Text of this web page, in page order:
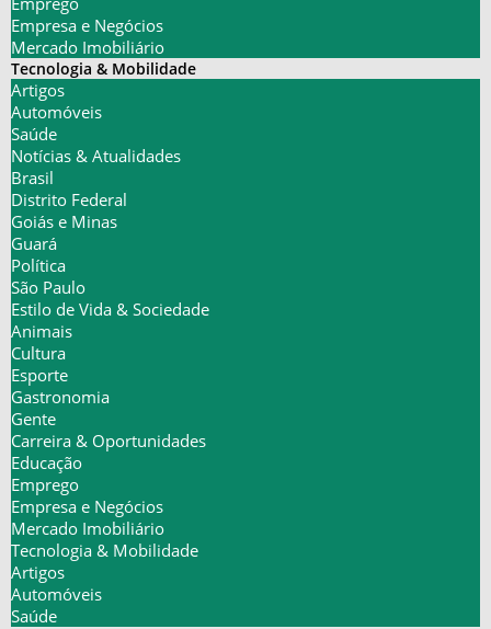
Empresa e Negócios
Mercado Imobiliário
Tecnologia & Mobilidade
Artigos
Automóveis
Saúde
Notícias & Atualidades
Brasil
Distrito Federal
Goiás e Minas
Guará
Política
São Paulo
Estilo de Vida & Sociedade
Animais
Cultura
Esporte
Gastronomia
Gente
Carreira & Oportunidades
Educação
Emprego
Empresa e Negócios
Mercado Imobiliário
Tecnologia & Mobilidade
Artigos
Automóveis
Saúde